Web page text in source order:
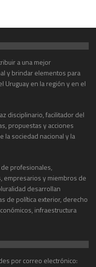
a una mejor
y brindar elementos para
Uruguay en la región y en el
disciplinario, facilitador del
propuestas y acciones
la sociedad nacional y la
profesionales,
empresarios y miembros de
desarrollan
de política exterior, derecho
infraestructura
por correo electrónico: